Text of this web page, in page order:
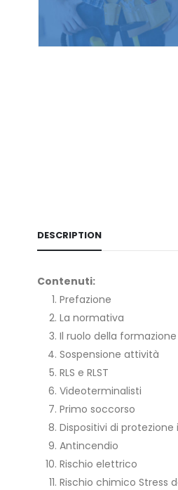
DESCRIPTION
Contenuti:
Prefazione
La normativa
Il ruolo della formazione
Sospensione attività
RLS e RLST
Videoterminalisti
Primo soccorso
Dispositivi di protezione
Antincendio
Rischio elettrico
Rischio chimico Stress